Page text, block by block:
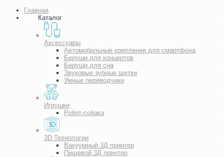
Главная
Каталог
Аксессуары
Автомобильные крепления для смартфона
Беруши для концертов
Беруши для сна
Звуковые зубные щетки
Умные переводчики
Игрушки
Робот-собака
3D Технологии
Вакуумный 3Д принтер
Пищевой 3Д принтер